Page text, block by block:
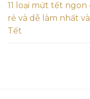
11 loại mứt tết ngon
rẻ và dễ làm nhất
Tết